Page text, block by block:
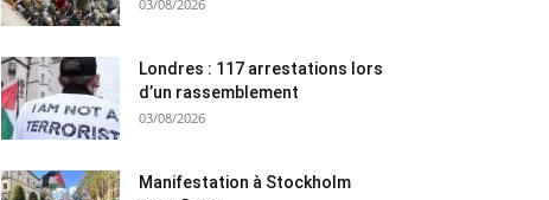
03/08/2026
Londres : 117 arrestations lors
d’un rassemblement
03/08/2026
Manifestation à Stockholm